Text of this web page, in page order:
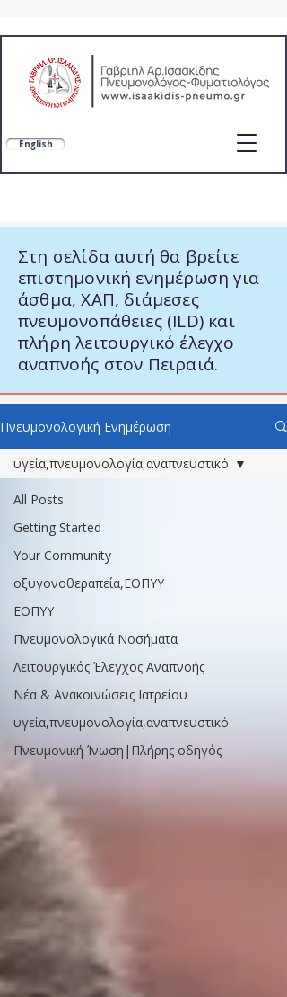
English
Στη σελίδα αυτή θα βρείτε
επιστημονική ενημέρωση για
άσθμα, ΧΑΠ, διάμεσες
πνευμονοπάθειες (ILD) και
πλήρη λειτουργικό έλεγχο
αναπνοής στον Πειραιά.
Πνευμονολογική Ενημέρωση
All Posts
Getting Started
Your Community
οξυγονοθεραπεία,ΕΟΠΥΥ
ΕΟΠΥΥ
Πνευμονολογικά Νοσήματα
Λειτουργικός Έλεγχος Αναπνοής
Νέα & Ανακοινώσεις Ιατρείου
υγεία,πνευμονολογία,αναπνευστικό
Πνευμονική Ίνωση|Πλήρης οδηγός
υγεία,πνευμονολογία,αναπνευστικό